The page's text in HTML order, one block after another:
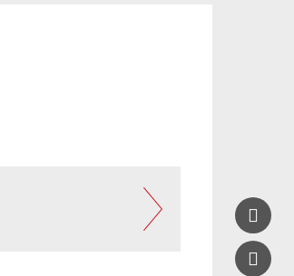

